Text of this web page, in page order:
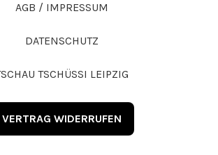
AGB / IMPRESSUM
DATENSCHUTZ
TSCHÜSSI LEIPZIG
VERTRAG WIDERRUFEN